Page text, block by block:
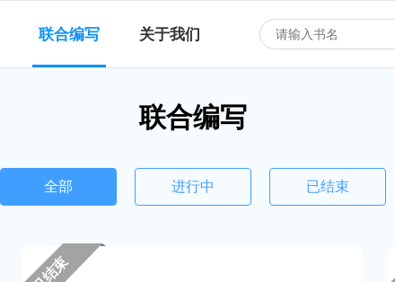
联合编写 关于我们
联合编写
全部 进行中 已结束